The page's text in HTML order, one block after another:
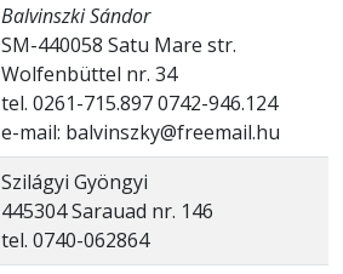
Balvinszki Sándor
SM-440058 Satu Mare str.
Wolfenbüttel nr. 34
tel. 0261-715.897 0742-946.124
e-mail: balvinszky@freemail.hu
Szilágyi Gyöngyi
445304 Sarauad nr. 146
tel. 0740-062864